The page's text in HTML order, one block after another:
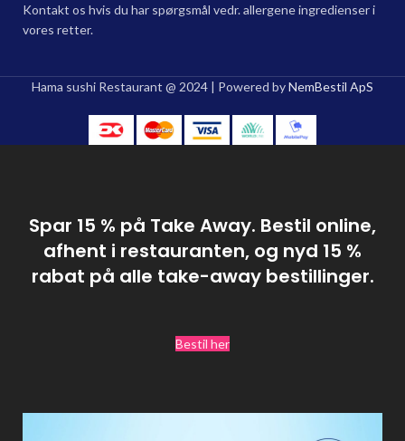
Kontakt os hvis du har spørgsmål vedr. allergene ingredienser i
vores retter.
Hama sushi Restaurant @ 2024 | Powered byNemBestil ApS
Spar 15 % på Take Away. Bestil online,
afhent i restauranten, og nyd 15 %
rabat på alle take-away bestillinger.
Bestil her